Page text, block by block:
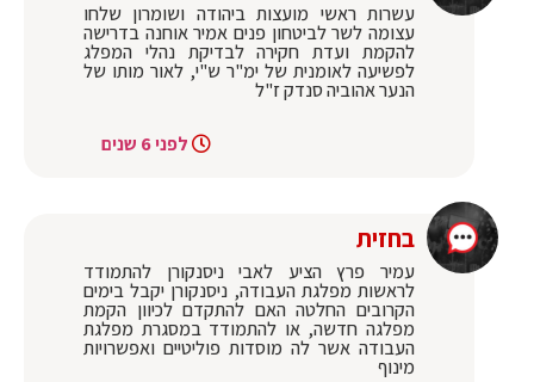
עשרות ראשי מועצות ביהודה ושומרון שלחו
עצומה לשר לביטחון פנים אמיר אוחנה בדרישה
להקמת ועדת חקירה לבדיקת נהלי המפלג
לפשיעה לאומנית של ימ"ר ש"י, לאור מותו של
הנער אהוביה סנדק ז"ל
לפני 6 שנים
בחזית
עמיר פרץ הציע לאבי ניסנקורן להתמודד
לראשות מפלגת העבודה, ניסנקורן יקבל בימים
הקרובים החלטה האם להתקדם לכיוון הקמת
מפלגה חדשה, או להתמודד במסגרת מפלגת
העבודה אשר לה מוסדות פוליטיים ואפשרויות
מינוף